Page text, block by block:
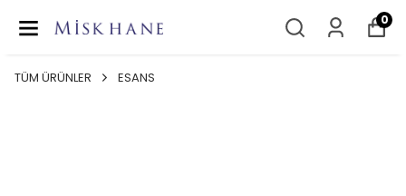
0
TÜM ÜRÜNLER ESANS